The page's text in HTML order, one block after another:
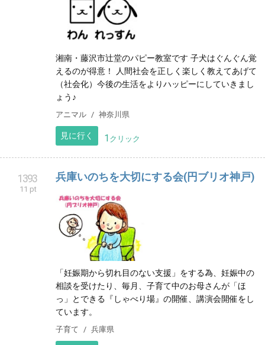
湘南・藤沢市辻堂のパピー教室です 子犬はぐんぐん覚
えるのが得意！ 人間社会を正しく楽しく教えてあげて
（社会化）今後の生活をよりハッピーにしていきまし
ょう♪
アニマル 神奈川県
見に行く 1 クリック
1393
11 pt
兵庫いのちを大切にする会(円ブリオ神戸)
「妊娠期から切れ目のない支援」をする為、妊娠中の
相談を受けたり、毎月、子育て中のお母さんが「ほ
っ」とできる『しゃべり場』の開催、講演会開催をし
ています。
子育て 兵庫県